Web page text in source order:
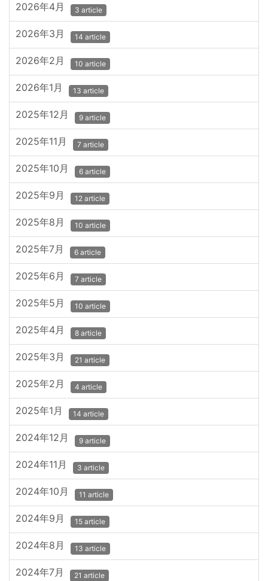
2026年4月 3 article
2026年3月 14 article
2026年2月 10 article
2026年1月 13 article
2025年12月 9 article
2025年11月 7 article
2025年10月 6 article
2025年9月 12 article
2025年8月 10 article
2025年7月 6 article
2025年6月 7 article
2025年5月 10 article
2025年4月 8 article
2025年3月 21 article
2025年2月 4 article
2025年1月 14 article
2024年12月 9 article
2024年11月 3 article
2024年10月 11 article
2024年9月 15 article
2024年8月 13 article
2024年7月 21 article